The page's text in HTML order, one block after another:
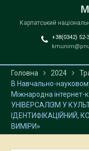
Карпатський
+38(0342) 52-
Головна 2024
В Навчально-
Міжнародна
УНІВЕРСАЛІЗМ У
ІДЕНТИФІКАЦІЙНИЙ,
ВИМІРИ»